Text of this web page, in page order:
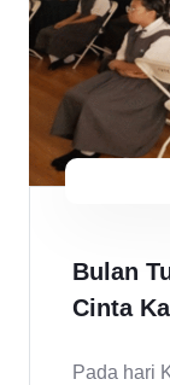
Bulan
Cinta
Pada hari